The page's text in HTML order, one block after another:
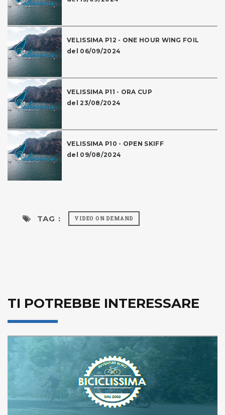
VELISSIMA P12 - ONE HOUR WING FOIL
del 06/09/2024
VELISSIMA P11 - ORA CUP
del 23/08/2024
VELISSIMA P10 - OPEN SKIFF
del 09/08/2024
TAG : VIDEO ON DEMAND
TI POTREBBE INTERESSARE